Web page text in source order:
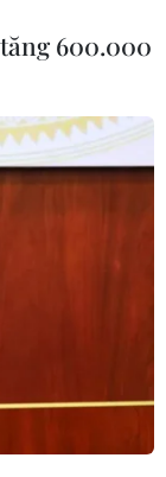
Hà Nội
600.000